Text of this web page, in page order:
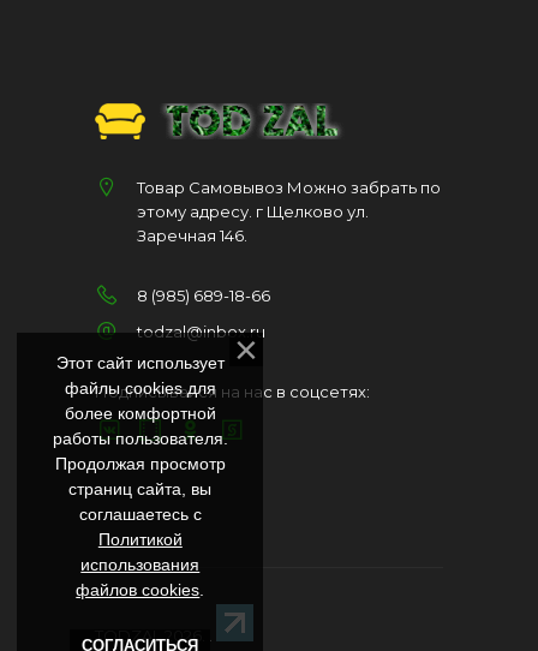
Товар Самовывоз Можно забрать по
этому адресу. г Щелково ул.
Заречная 146.
8 (985) 689-18-66
todzal@inbox.ru
Подписывайся на нас в соцсетях:
TODZAL 2026
Этот сайт использует
файлы cookies для
более комфортной
работы пользователя.
Продолжая просмотр
страниц сайта, вы
соглашаетесь с
Политикой
использования
файлов cookies
СОГЛАСИТЬСЯ